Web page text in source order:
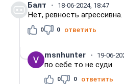
Балт 18-06-2024, 18:47
Нет, ревность агрессивна.
0 0 ответить
msnhunter 19-06-
по себе то не суди
0 0 ответить